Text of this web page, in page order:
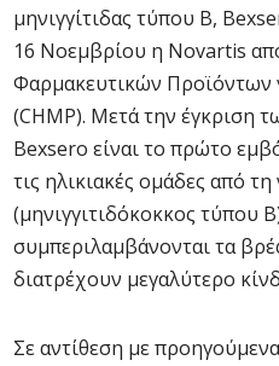
μηνιγγίτιδας τύπου Β,
16 Νοεμβρίου η Novartis
Φαρμακευτικών Προϊόντων
(CHMP). Μετά την έγκριση
Bexsero είναι το πρώτο
τις ηλικιακές ομάδες από
(μηνιγγιτιδόκοκκος τύπου
συμπεριλαμβάνονται τα
διατρέχουν μεγαλύτερο
Σε αντίθεση με